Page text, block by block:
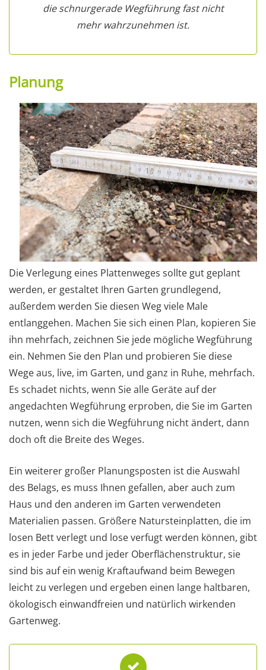
die schnurgerade Wegführung fast nicht
mehr wahrzunehmen ist.
Planung
Die Verlegung eines Plattenweges sollte gut geplant
werden, er gestaltet Ihren Garten grundlegend,
außerdem werden Sie diesen Weg viele Male
entlanggehen. Machen Sie sich einen Plan, kopieren Sie
ihn mehrfach, zeichnen Sie jede mögliche Wegführung
ein. Nehmen Sie den Plan und probieren Sie diese
Wege aus, live, im Garten, und ganz in Ruhe, mehrfach.
Es schadet nichts, wenn Sie alle Geräte auf der
angedachten Wegführung erproben, die Sie im Garten
nutzen, wenn sich die Wegführung nicht ändert, dann
doch oft die Breite des Weges.
Ein weiterer großer Planungsposten ist die Auswahl
des Belags, es muss Ihnen gefallen, aber auch zum
Haus und den anderen im Garten verwendeten
Materialien passen. Größere Natursteinplatten, die im
losen Bett verlegt und lose verfugt werden können, gibt
es in jeder Farbe und jeder Oberflächenstruktur, sie
sind bis auf ein wenig Kraftaufwand beim Bewegen
leicht zu verlegen und ergeben einen lange haltbaren,
ökologisch einwandfreien und natürlich wirkenden
Gartenweg.